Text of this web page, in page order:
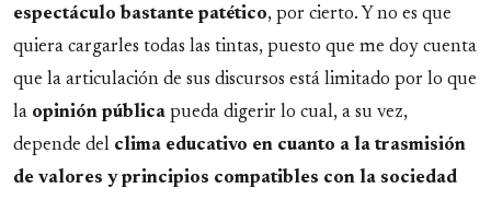
espectáculo bastante patético, por cierto. Y no es que
quiera cargarles todas las tintas, puesto que me doy cuenta
que la articulación de sus discursos está limitado por lo que
la opinión pública pueda digerir lo cual, a su vez,
depende del clima educativo en cuanto a la trasmisión
de valores y principios compatibles con la sociedad